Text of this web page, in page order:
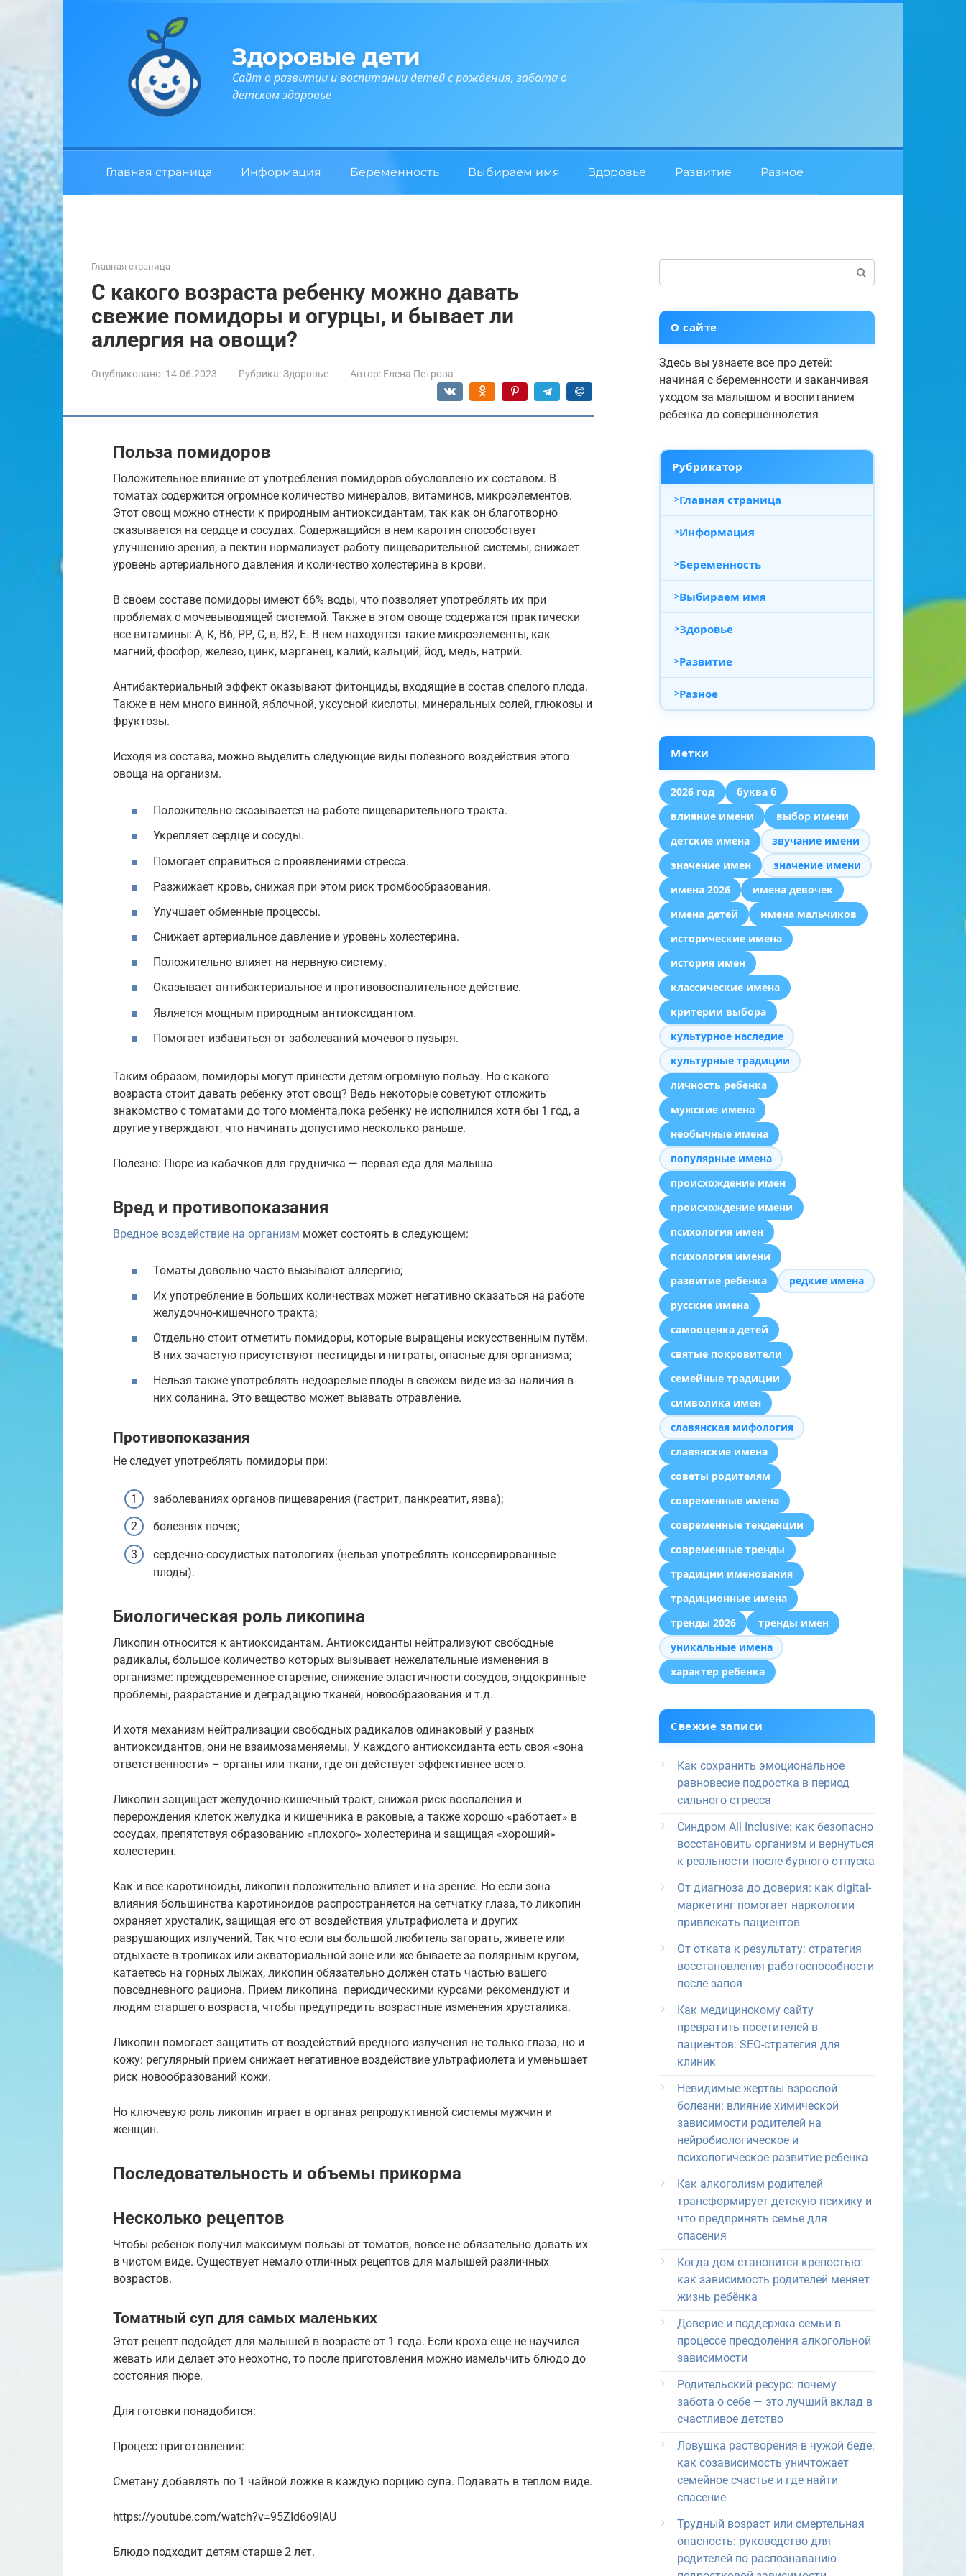
Здоровые дети
Сайт о развитии и воспитании детей с рождения, забота о
детском здоровье
Главная страница Информация Беременность Выбираем имя Здоровье Развитие Разное
Главная страница
С какого возраста ребенку можно давать
свежие помидоры и огурцы, и бывает ли
аллергия на овощи?
Опубликовано: 14.06.2023 Рубрика:Здоровье Автор: Елена Петрова
Польза помидоров
Положительное влияние от употребления помидоров обусловлено их составом. В
томатах содержится огромное количество минералов, витаминов, микроэлементов.
Этот овощ можно отнести к природным антиоксидантам, так как он благотворно
сказывается на сердце и сосудах. Содержащийся в нем каротин способствует
улучшению зрения, а пектин нормализует работу пищеварительной системы, снижает
уровень артериального давления и количество холестерина в крови.
В своем составе помидоры имеют 66% воды, что позволяет употреблять их при
проблемах с мочевыводящей системой. Также в этом овоще содержатся практически
все витамины: А, К, В6, РР, С, в, В2, Е. В нем находятся такие микроэлементы, как
магний, фосфор, железо, цинк, марганец, калий, кальций, йод, медь, натрий.
Антибактериальный эффект оказывают фитонциды, входящие в состав спелого плода.
Также в нем много винной, яблочной, уксусной кислоты, минеральных солей, глюкозы и
фруктозы.
Исходя из состава, можно выделить следующие виды полезного воздействия этого
овоща на организм.
Положительно сказывается на работе пищеварительного тракта.
Укрепляет сердце и сосуды.
Помогает справиться с проявлениями стресса.
Разжижает кровь, снижая при этом риск тромбообразования.
Улучшает обменные процессы.
Снижает артериальное давление и уровень холестерина.
Положительно влияет на нервную систему.
Оказывает антибактериальное и противовоспалительное действие.
Является мощным природным антиоксидантом.
Помогает избавиться от заболеваний мочевого пузыря.
Таким образом, помидоры могут принести детям огромную пользу. Но с какого
возраста стоит давать ребенку этот овощ? Ведь некоторые советуют отложить
знакомство с томатами до того момента,пока ребенку не исполнился хотя бы 1 год, а
другие утверждают, что начинать допустимо несколько раньше.
Полезно: Пюре из кабачков для грудничка — первая еда для малыша
Вред и противопоказания
Вредное воздействие на организм может состоять в следующем:
Томаты довольно часто вызывают аллергию;
Их употребление в больших количествах может негативно сказаться на работе
желудочно-кишечного тракта;
Отдельно стоит отметить помидоры, которые выращены искусственным путём.
В них зачастую присутствуют пестициды и нитраты, опасные для организма;
Нельзя также употреблять недозрелые плоды в свежем виде из-за наличия в
них соланина. Это вещество может вызвать отравление.
Противопоказания
Не следует употреблять помидоры при:
заболеваниях органов пищеварения (гастрит, панкреатит, язва);
болезнях почек;
сердечно-сосудистых патологиях (нельзя употреблять консервированные
плоды).
Биологическая роль ликопина
Ликопин относится к антиоксидантам. Антиоксиданты нейтрализуют свободные
радикалы, большое количество которых вызывает нежелательные изменения в
организме: преждевременное старение, снижение эластичности сосудов, эндокринные
проблемы, разрастание и деградацию тканей, новообразования и т.д.
И хотя механизм нейтрализации свободных радикалов одинаковый у разных
антиоксидантов, они не взаимозаменяемы. У каждого антиоксиданта есть своя «зона
ответственности» – органы или ткани, где он действует эффективнее всего.
Ликопин защищает желудочно-кишечный тракт, снижая риск воспаления и
перерождения клеток желудка и кишечника в раковые, а также хорошо «работает» в
сосудах, препятствуя образованию «плохого» холестерина и защищая «хороший»
холестерин.
Как и все каротиноиды, ликопин положительно влияет и на зрение. Но если зона
влияния большинства каротиноидов распространяется на сетчатку глаза, то ликопин
охраняет хрусталик, защищая его от воздействия ультрафиолета и других
разрушающих излучений. Так что если вы большой любитель загорать, живете или
отдыхаете в тропиках или экваториальной зоне или же бываете за полярным кругом,
катаетесь на горных лыжах, ликопин обязательно должен стать частью вашего
повседневного рациона. Прием ликопина периодическими курсами рекомендуют и
людям старшего возраста, чтобы предупредить возрастные изменения хрусталика.
Ликопин помогает защитить от воздействий вредного излучения не только глаза, но и
кожу: регулярный прием снижает негативное воздействие ультрафиолета и уменьшает
риск новообразований кожи.
Но ключевую роль ликопин играет в органах репродуктивной системы мужчин и
женщин.
Последовательность и объемы прикорма
Несколько рецептов
Чтобы ребенок получил максимум пользы от томатов, вовсе не обязательно давать их
в чистом виде. Существует немало отличных рецептов для малышей различных
возрастов.
Томатный суп для самых маленьких
Этот рецепт подойдет для малышей в возрасте от 1 года. Если кроха еще не научился
жевать или делает это неохотно, то после приготовления можно измельчить блюдо до
состояния пюре.
Для готовки понадобится:
Процесс приготовления:
Сметану добавлять по 1 чайной ложке в каждую порцию супа. Подавать в теплом виде.
https://youtube.com/watch?v=95ZId6o9lAU
Блюдо подходит детям старше 2 лет.
О сайте
Здесь вы узнаете все про детей:
начиная с беременности и заканчивая
уходом за малышом и воспитанием
ребенка до совершеннолетия
Рубрикатор
Главная страница
Информация
Беременность
Выбираем имя
Здоровье
Развитие
Разное
Метки
2026 год
буква б
влияние имени
выбор имени
детские имена
звучание имени
значение имен
значение имени
имена 2026
имена девочек
имена детей
имена мальчиков
исторические имена
история имен
классические имена
критерии выбора
культурное наследие
культурные традиции
личность ребенка
мужские имена
необычные имена
популярные имена
происхождение имен
происхождение имени
психология имен
психология имени
развитие ребенка
редкие имена
русские имена
самооценка детей
святые покровители
семейные традиции
символика имен
славянская мифология
славянские имена
советы родителям
современные имена
современные тенденции
современные тренды
традиции именования
традиционные имена
тренды 2026
тренды имен
уникальные имена
характер ребенка
Свежие записи
Как сохранить эмоциональное
равновесие подростка в период
сильного стресса
Синдром All Inclusive: как безопасно
восстановить организм и вернуться
к реальности после бурного отпуска
От диагноза до доверия: как digital-
маркетинг помогает наркологии
привлекать пациентов
От отката к результату: стратегия
восстановления работоспособности
после запоя
Как медицинскому сайту
превратить посетителей в
пациентов: SEO-стратегия для
клиник
Невидимые жертвы взрослой
болезни: влияние химической
зависимости родителей на
нейробиологическое и
психологическое развитие ребенка
Как алкоголизм родителей
трансформирует детскую психику и
что предпринять семье для
спасения
Когда дом становится крепостью:
как зависимость родителей меняет
жизнь ребёнка
Доверие и поддержка семьи в
процессе преодоления алкогольной
зависимости
Родительский ресурс: почему
забота о себе — это лучший вклад в
счастливое детство
Ловушка растворения в чужой беде:
как созависимость уничтожает
семейное счастье и где найти
спасение
Трудный возраст или смертельная
опасность: руководство для
родителей по распознаванию